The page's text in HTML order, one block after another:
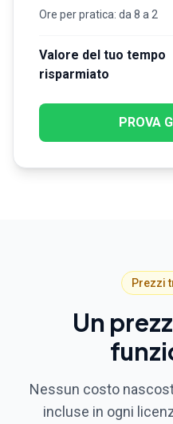
Ore per pratica: da 8 a 2
Valore del tuo tempo
risparmiato
PROVA
Prezzi
Un
Nessun costo
incluse in ogni